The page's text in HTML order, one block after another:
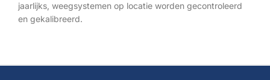
jaarlijks, weegsystemen op locatie worden gecontroleerd
en gekalibreerd.